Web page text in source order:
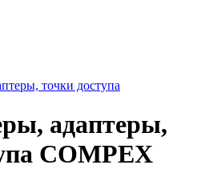
точки доступа
адаптеры,
COMPEX